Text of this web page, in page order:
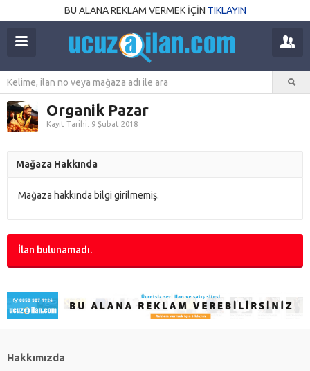
BU ALANA REKLAM VERMEK İÇİN TIKLAYIN
Organik Pazar
Kayıt Tarihi: 9 Şubat 2018
Mağaza Hakkında
Mağaza hakkında bilgi girilmemiş.
İlan bulunamadı.
Hakkımızda